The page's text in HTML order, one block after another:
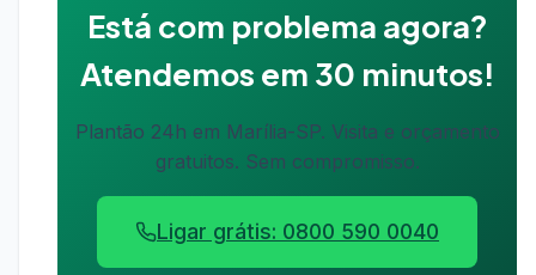
Está com problema agora?
Atendemos em 30 minutos!
Plantão 24h em Marília-SP. Visita e orçamento
gratuitos. Sem compromisso.
Ligar grátis: 0800 590 0040